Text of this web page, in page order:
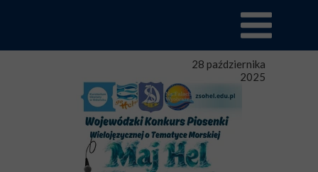
28 października
2025